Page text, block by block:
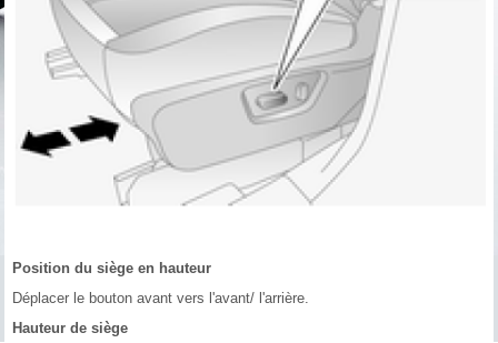
Position du siège en hauteur
Déplacer le bouton avant vers l'avant/ l'arrière.
Hauteur de siège